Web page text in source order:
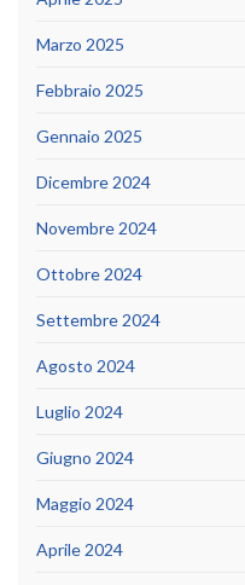
Marzo 2025
Febbraio 2025
Gennaio 2025
Dicembre 2024
Novembre 2024
Ottobre 2024
Settembre 2024
Agosto 2024
Luglio 2024
Giugno 2024
Maggio 2024
Aprile 2024